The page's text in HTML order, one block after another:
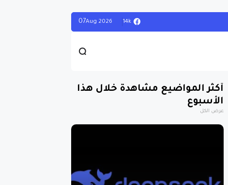
14k
07Aug 2026
أكثر المواضيع مشاهدة خلال هذا
الأسبوع
عرض الكل